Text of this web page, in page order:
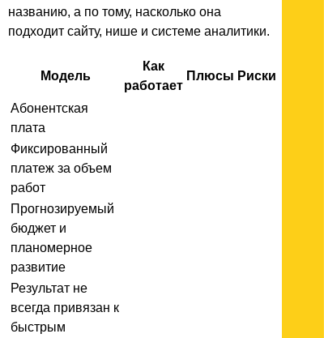
названию, а по тому, насколько она
подходит сайту, нише и системе аналитики.
Модель
Как
работает
Плюсы Риски
Абонентская
плата
Фиксированный
платеж за объем
работ
Прогнозируемый
бюджет и
планомерное
развитие
Результат не
всегда привязан к
быстрым